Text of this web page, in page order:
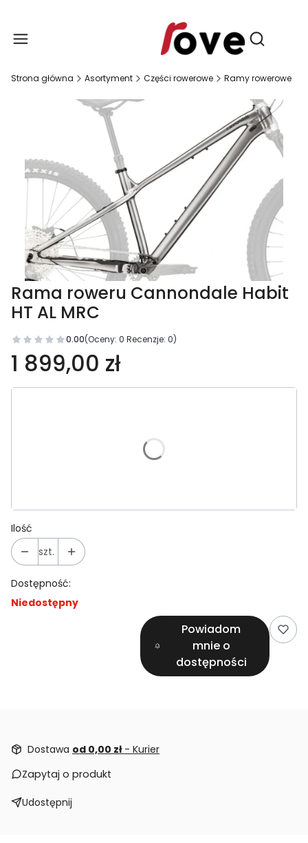
Otwórz
Strona główna Asortyment Części rowerowe Ramy rowerowe
Rama roweru Cannondale Habit
HT AL MRC
0.00(Oceny: 0 Recenzje: 0)
1 899,00 zł
Ilość
szt.
Dostępność:
Niedostępny
Powiadom
mnie o
dostępności
Dostawa od 0,00 zł - Kurier
Zapytaj o produkt
Udostępnij